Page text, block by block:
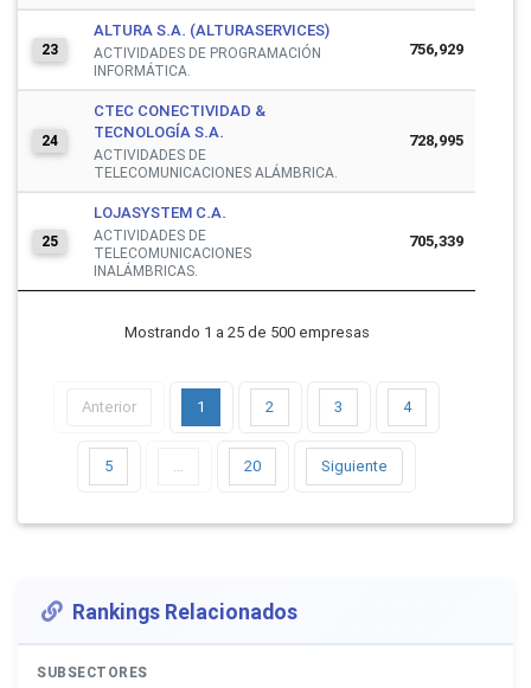
23
ALTURA S.A. (ALTURASERVICES)
ACTIVIDADES DE PROGRAMACIÓN
INFORMÁTICA.
756,929
24
CTEC CONECTIVIDAD &
TECNOLOGÍA S.A.
ACTIVIDADES DE
TELECOMUNICACIONES ALÁMBRICA.
728,995
25
LOJASYSTEM C.A.
ACTIVIDADES DE
TELECOMUNICACIONES
INALÁMBRICAS.
705,339
Mostrando 1 a 25 de 500 empresas
Anterior 1 2 3 4
5 … 20 Siguiente
Rankings Relacionados
SUBSECTORES